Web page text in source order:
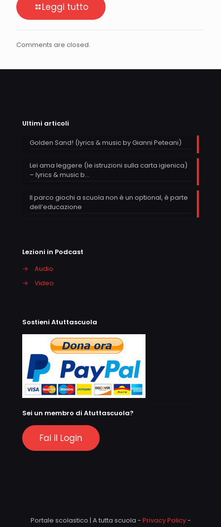
Leggi tutto
Comments are closed.
Ultimi articoli
Golden Sand! (lyrics & music by Gianni Peteani)
Lei ama leggere (le istruzioni sulla carta igienica)
– lyrics & music b…
Il parco giochi a scuola non è un optional, è parte
dell’educazione
Lezioni in Podcast
→
Audio
→
Video
Sostieni Atuttascuola
Sei un membro di Atuttascuola?
Fai il Login
Portale scolastico | A tutta scuola - Privacy Policy-